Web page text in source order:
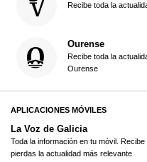
Recibe toda la
Ourense
Recibe toda la
Ourense
APLICACIONES MÓVILES
La Voz de Galicia
Toda la información en tu móvil.
pierdas la actualidad más relevante